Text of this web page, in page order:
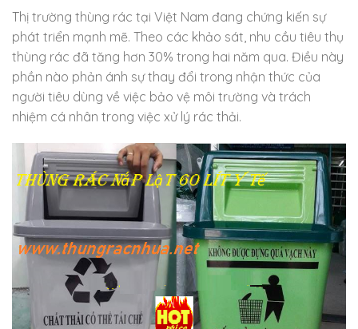
Thị trường thùng rác tại Việt Nam đang chứng kiến sự
phát triển mạnh mẽ. Theo các khảo sát, nhu cầu tiêu thụ
thùng rác đã tăng hơn 30% trong hai năm qua. Điều này
phần nào phản ánh sự thay đổi trong nhận thức của
người tiêu dùng về việc bảo vệ môi trường và trách
nhiệm cá nhân trong việc xử lý rác thải.